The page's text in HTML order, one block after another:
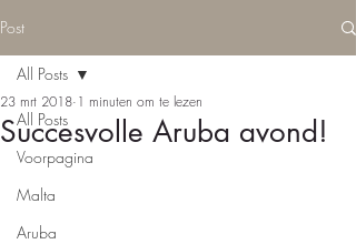
Post
All Posts
Voorpagina
Malta
Aruba
All Posts
Succesvolle Aruba avond!
23 mrt 2018 1 minuten om te lezen